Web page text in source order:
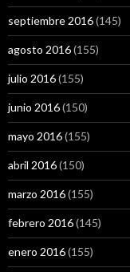
septiembre 2016(145)
agosto 2016(155)
julio 2016(155)
junio 2016(150)
mayo 2016(155)
abril 2016(150)
marzo 2016(155)
febrero 2016(145)
enero 2016(155)